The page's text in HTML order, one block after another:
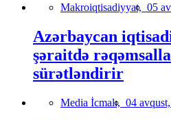
Makroiqtisadiyyat, 05
Azərbaycan
şəraitdə
sürətləndirir
Media İcmalı, 04